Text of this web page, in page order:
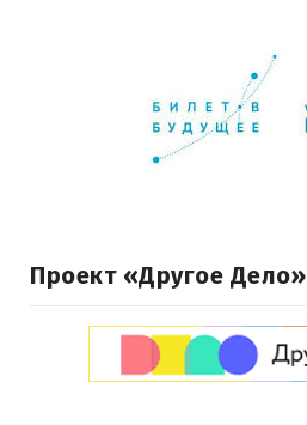
Проект «Другое Дело»